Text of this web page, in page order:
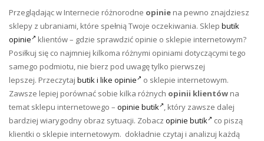
Przeglądając w Internecie różnorodne opinie na pewno znajdziesz
sklepy z ubraniami, które spełnią Twoje oczekiwania. Sklep butik
opinie
klientów – gdzie sprawdzić opinie o sklepie internetowym?
Posiłkuj się co najmniej kilkoma różnymi opiniami dotyczącymi tego
samego podmiotu, nie bierz pod uwagę tylko pierwszej
lepszej. Przeczytaj butik i like opinie
o sklepie internetowym.
Zawsze lepiej porównać sobie kilka różnych opinii klientów na
temat sklepu internetowego – opinie butik , który zawsze dalej
bardziej wiarygodny obraz sytuacji. Zobacz opinie butik
co piszą
klientki o sklepie internetowym. dokładnie czytaj i analizuj każdą